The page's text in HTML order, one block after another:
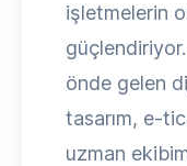
işletmelerin
önde gelen
tasarım, e-
uzman